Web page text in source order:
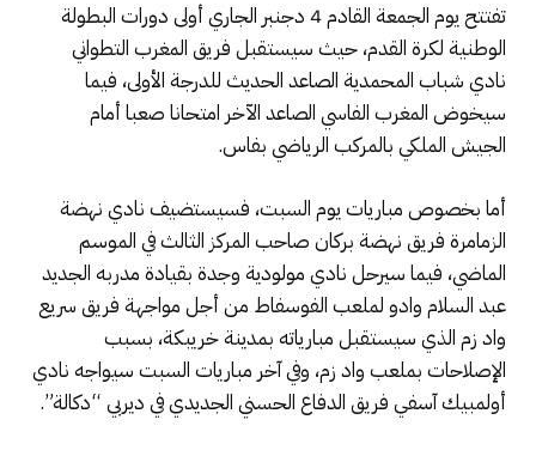
تفتتح يوم الجمعة القادم 4 دجنبر الجاري أولى دورات البطولة
الوطنية لكرة القدم، حيث سيستقبل فريق المغرب التطواني
نادي شباب المحمدية الصاعد الحديث للدرجة الأولى، فيما
سيخوض المغرب الفاسي الصاعد الآخر امتحانا صعبا أمام
الجيش الملكي بالمركب الرياضي بفاس.
أما بخصوص مباريات يوم السبت، فسيستضيف نادي نهضة
الزمامرة فريق نهضة بركان صاحب المركز الثالث في الموسم
الماضي، فيما سيرحل نادي مولودية وجدة بقيادة مدربه الجديد
عبد السلام وادو لملعب الفوسفاط من أجل مواجهة فريق سريع
واد زم الذي سيستقبل مبارياته بمدينة خريبكة، بسبب
الإصلاحات بملعب واد زم، وفي آخر مباريات السبت سيواجه نادي
أولمبيك آسفي فريق الدفاع الحسني الجديدي في ديربي “دكالة”.